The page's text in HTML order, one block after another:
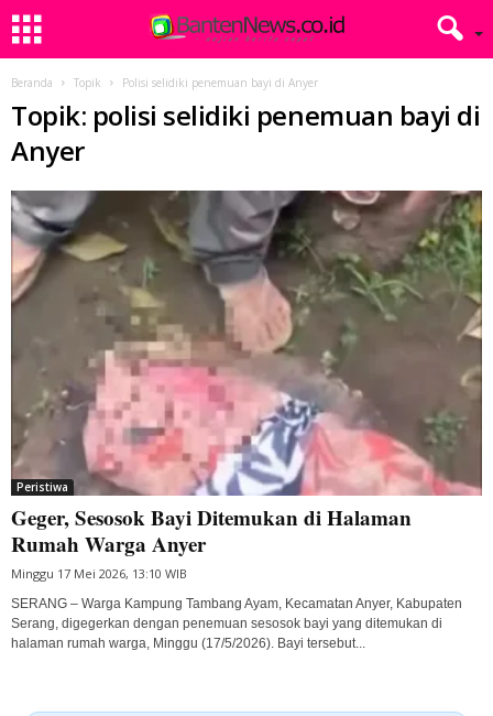
Beranda Topik Polisi selidiki penemuan bayi di Anyer
Topik: polisi selidiki penemuan bayi di
Anyer
Peristiwa
Geger, Sesosok Bayi Ditemukan di Halaman
Rumah Warga Anyer
Minggu 17 Mei 2026, 13:10 WIB
SERANG – Warga Kampung Tambang Ayam, Kecamatan Anyer, Kabupaten
Serang, digegerkan dengan penemuan sesosok bayi yang ditemukan di
halaman rumah warga, Minggu (17/5/2026). Bayi tersebut...